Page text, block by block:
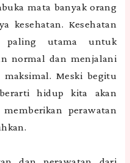
mata banyak orang
kesehatan. Kesehatan
paling utama untuk
normal dan menjalani
Meski begitu
hidup kita akan
perawatan